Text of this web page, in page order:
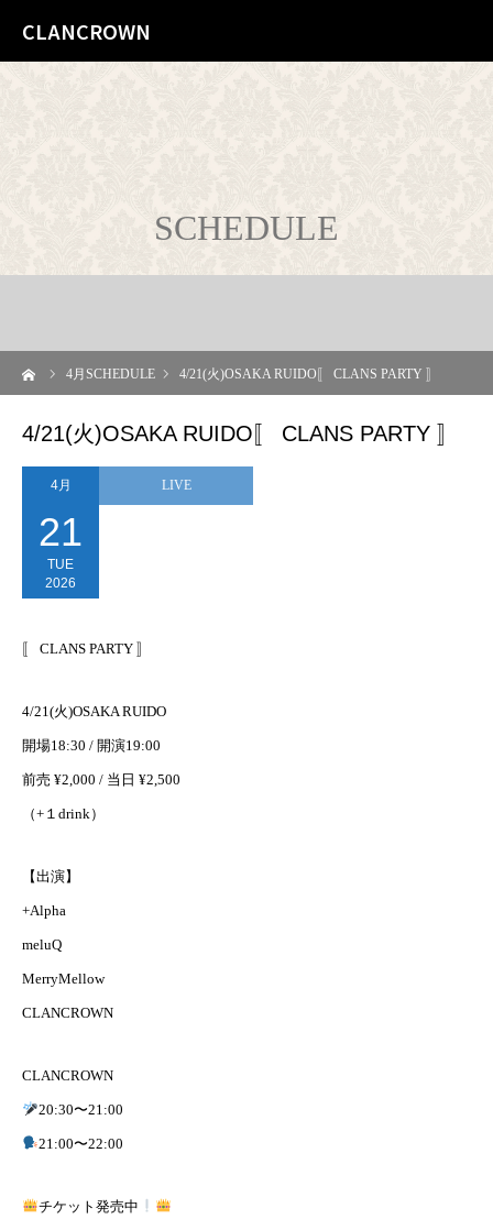
CLANCROWN
SCHEDULE
4月SCHEDULE 4/21(火)OSAKA RUIDO〚 CLANS PARTY 〛
4/21(火)OSAKA RUIDO〚 CLANS PARTY 〛
4月
21
TUE
2026
LIVE
〚 CLANS PARTY 〛
4/21(火)OSAKA RUIDO
開場18:30 / 開演19:00
前売 ¥2,000 / 当日 ¥2,500
（+１drink）
【出演】
+Alpha
meluQ
MerryMellow
CLANCROWN
CLANCROWN
20:30〜21:00
21:00〜22:00
チケット発売中